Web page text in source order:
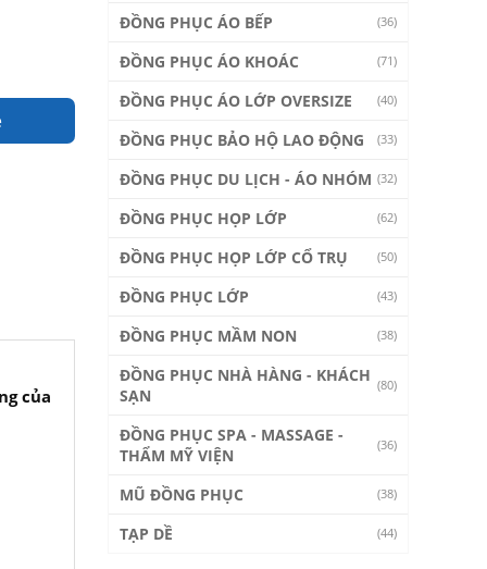
của
ĐỒNG PHỤC ÁO BẾP (36)
ĐỒNG PHỤC ÁO KHOÁC (71)
ĐỒNG PHỤC ÁO LỚP OVERSIZE (40)
ĐỒNG PHỤC BẢO HỘ LAO ĐỘNG (33)
ĐỒNG PHỤC DU LỊCH - ÁO NHÓM (32)
ĐỒNG PHỤC HỌP LỚP (62)
ĐỒNG PHỤC HỌP LỚP CỔ TRỤ (50)
ĐỒNG PHỤC LỚP (43)
ĐỒNG PHỤC MẦM NON (38)
ĐỒNG PHỤC NHÀ HÀNG - KHÁCH
SẠN
(80)
ĐỒNG PHỤC SPA - MASSAGE -
THẨM MỸ VIỆN
(36)
MŨ ĐỒNG PHỤC (38)
TẠP DỀ (44)